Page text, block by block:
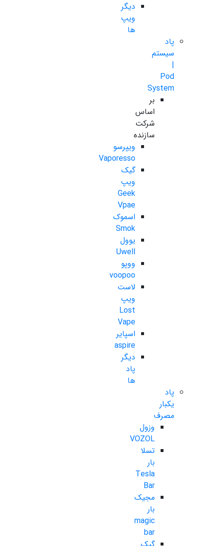
دیگر
ویپ
ها
پاد
سیستم
|
Pod
System
بر
اساس
شرکت
سازنده
ویپرسو
Vaporesso
گیک
ویپ
Geek
Vpae
اسموک
Smok
یوول
Uwell
ووپو
voopoo
لاست
ویپ
Lost
Vape
اسپایر
aspire
دیگر
پاد
ها
پاد
یکبار
مصرف
وزول
VOZOL
تسلا
بار
Tesla
Bar
مجیک
بار
magic
bar